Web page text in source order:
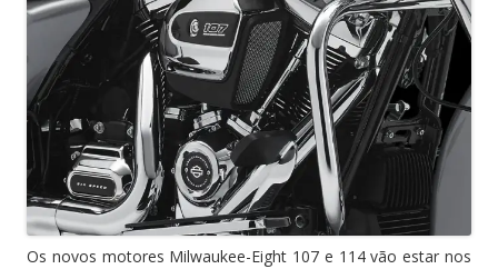
Os novos motores Milwaukee-Eight 107 e 114 vão estar nos